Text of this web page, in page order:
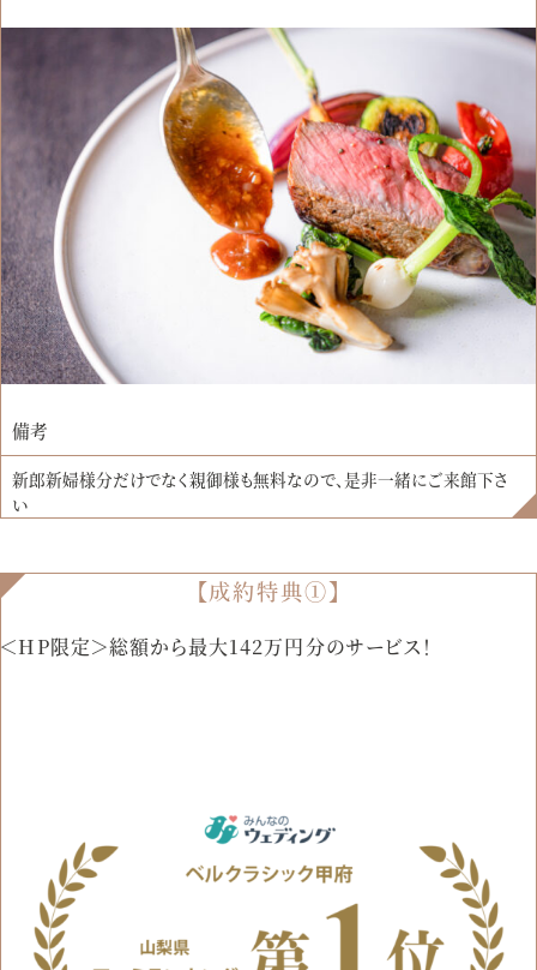
備考
新郎新婦様分だけでなく親御様も無料なので、是非一緒にご来館下さ
い
【成約特典①】
＜HP限定＞総額から最大142万円分のサービス！